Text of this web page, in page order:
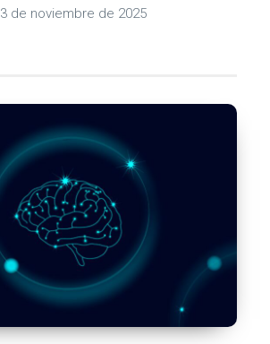
3 de noviembre de 2025